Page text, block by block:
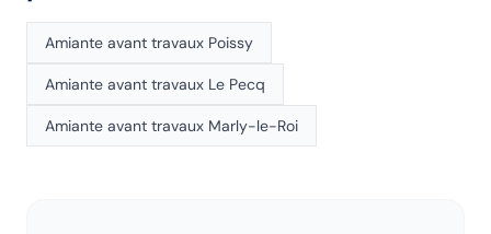
Amiante avant travaux Poissy
Amiante avant travaux Le Pecq
Amiante avant travaux Marly-le-Roi